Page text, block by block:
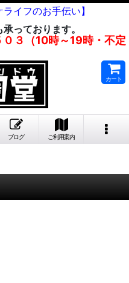
イフのお手伝い】
っております。
３（10時～19時・不定
カート
ブログ ご利用案内